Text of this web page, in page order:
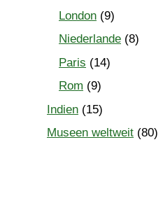
London (9)
Niederlande (8)
Paris (14)
Rom (9)
Indien (15)
Museen weltweit (80)